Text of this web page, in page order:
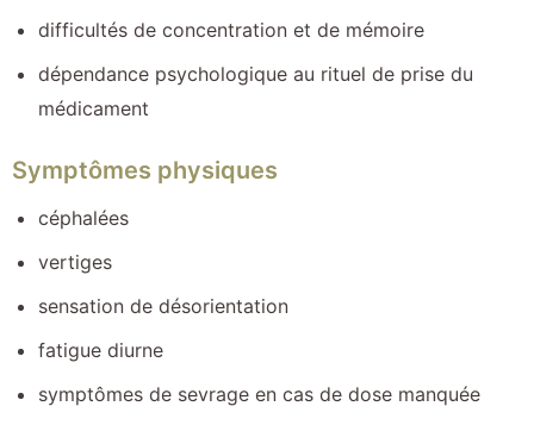
difficultés de concentration et de mémoire
dépendance psychologique au rituel de prise du
médicament
Symptômes physiques
céphalées
vertiges
sensation de désorientation
fatigue diurne
symptômes de sevrage en cas de dose manquée